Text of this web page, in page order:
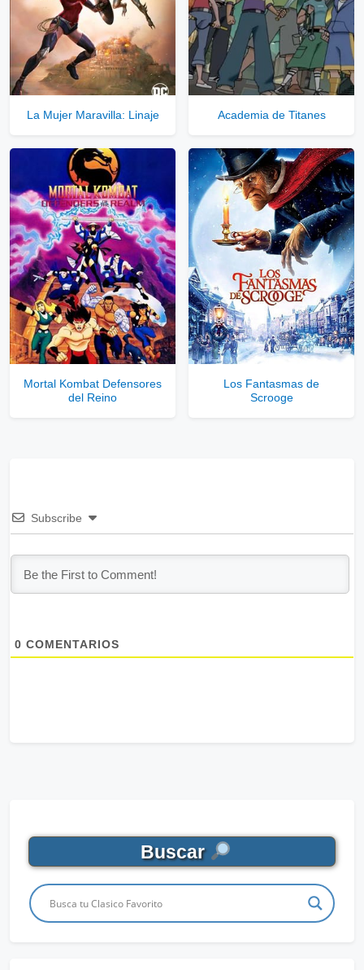
La Mujer Maravilla: Linaje Academia de Titanes
Mortal Kombat Defensores
del Reino
Los Fantasmas de
Scrooge
Subscribe
0 COMENTARIOS
Buscar